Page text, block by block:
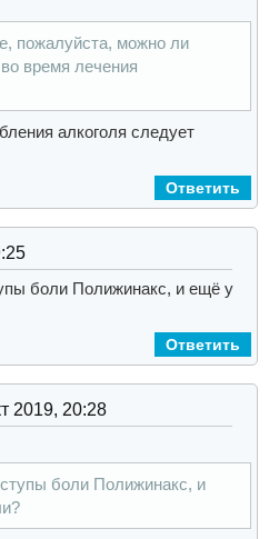
пожалуйста, можно ли
время лечения
алкоголя следует
Ответить
боли Полижинакс, и ещё у
Ответить
2019, 20:28
боли Полижинакс, и